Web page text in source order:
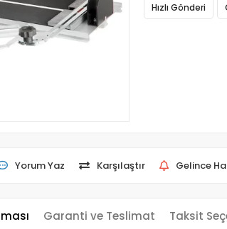
Hızlı Gönderi
Yorum Yaz Karşılaştır Gelince
Garanti ve Teslimat Taksit